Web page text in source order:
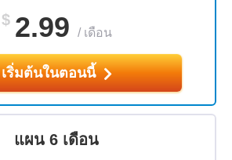
$ 2.99 / เดือน
เริ่มต้นในตอนนี้
แผน 6 เดือน